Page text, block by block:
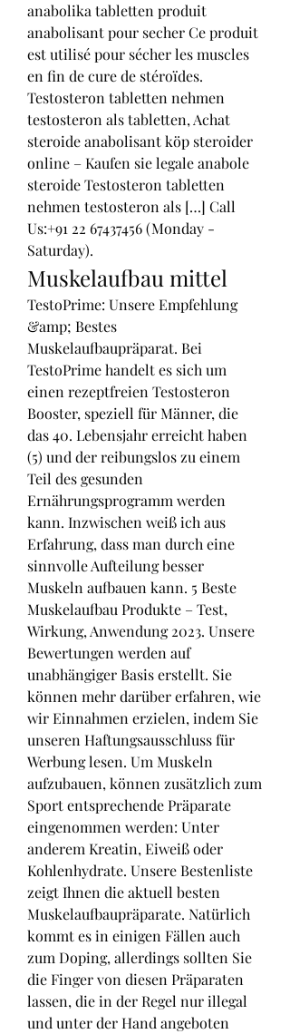
anabolika tabletten produit
anabolisant pour secher Ce produit
est utilisé pour sécher les muscles
en fin de cure de stéroïdes.
Testosteron tabletten nehmen
testosteron als tabletten, Achat
steroide anabolisant köp steroider
online – Kaufen sie legale anabole
steroide Testosteron tabletten
nehmen testosteron als […] Call
Us:+91 22 67437456 (Monday -
Saturday).
Muskelaufbau mittel
TestoPrime: Unsere Empfehlung
&amp; Bestes
Muskelaufbaupräparat. Bei
TestoPrime handelt es sich um
einen rezeptfreien Testosteron
Booster, speziell für Männer, die
das 40. Lebensjahr erreicht haben
(5) und der reibungslos zu einem
Teil des gesunden
Ernährungsprogramm werden
kann. Inzwischen weiß ich aus
Erfahrung, dass man durch eine
sinnvolle Aufteilung besser
Muskeln aufbauen kann. 5 Beste
Muskelaufbau Produkte – Test,
Wirkung, Anwendung 2023. Unsere
Bewertungen werden auf
unabhängiger Basis erstellt. Sie
können mehr darüber erfahren, wie
wir Einnahmen erzielen, indem Sie
unseren Haftungsausschluss für
Werbung lesen. Um Muskeln
aufzubauen, können zusätzlich zum
Sport entsprechende Präparate
eingenommen werden: Unter
anderem Kreatin, Eiweiß oder
Kohlenhydrate. Unsere Bestenliste
zeigt Ihnen die aktuell besten
Muskelaufbaupräparate. Natürlich
kommt es in einigen Fällen auch
zum Doping, allerdings sollten Sie
die Finger von diesen Präparaten
lassen, die in der Regel nur illegal
und unter der Hand angeboten